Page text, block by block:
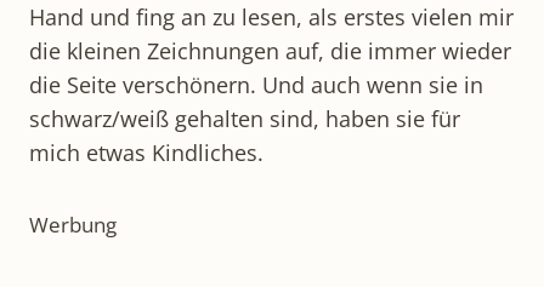
Hand und fing an zu lesen, als erstes vielen mir
die kleinen Zeichnungen auf, die immer wieder
die Seite verschönern. Und auch wenn sie in
schwarz/weiß gehalten sind, haben sie für
mich etwas Kindliches.
Werbung